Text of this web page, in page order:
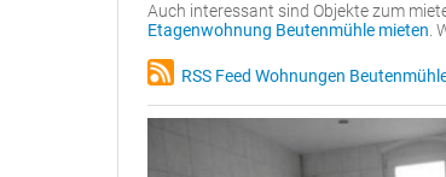
Auch interessant sind Objekte zum
Etagenwohnung Beutenmühle mieten .
RSS Feed Wohnungen